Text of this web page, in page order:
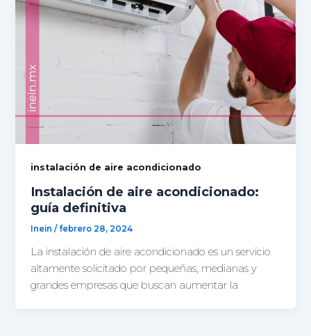
instalación de aire acondicionado
Instalación de aire acondicionado:
guía definitiva
Inein/ febrero 28, 2024
La instalación de aire acondicionado es un servicio
altamente solicitado por pequeñas, medianas y
grandes empresas que buscan aumentar la